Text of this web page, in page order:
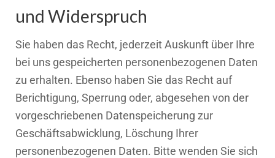
und Widerspruch
Sie haben das Recht, jederzeit Auskunft über Ihre
bei uns gespeicherten personenbezogenen Daten
zu erhalten. Ebenso haben Sie das Recht auf
Berichtigung, Sperrung oder, abgesehen von der
vorgeschriebenen Datenspeicherung zur
Geschäftsabwicklung, Löschung Ihrer
personenbezogenen Daten. Bitte wenden Sie sich